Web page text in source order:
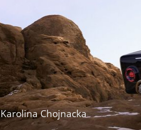
Karolina Chojnacka